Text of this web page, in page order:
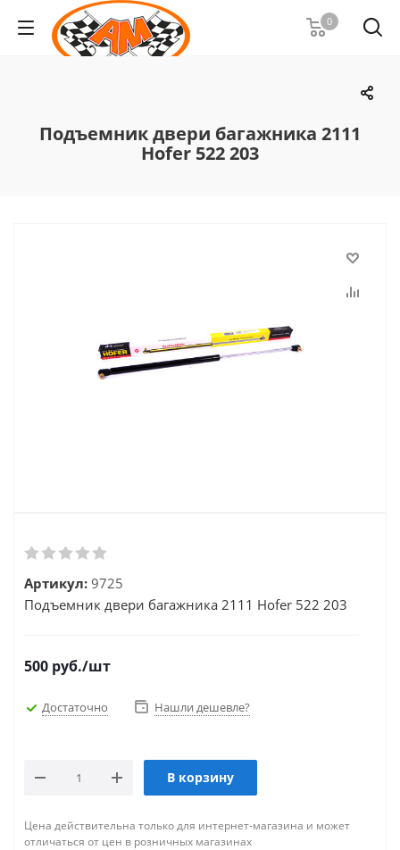
0
Подъемник двери багажника 2111
Hofer 522 203
Артикул: 9725
Подъемник двери багажника 2111 Hofer 522 203
500 руб./шт
Достаточно Нашли дешевле?
В корзину
Цена действительна только для интернет-магазина и может
отличаться от цен в розничных магазинах